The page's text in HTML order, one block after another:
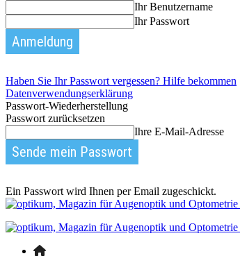
Ihr Benutzername
Ihr Passwort
Haben Sie Ihr Passwort vergessen? Hilfe bekommen
Datenverwendungserklärung
Passwort-Wiederherstellung
Passwort zurücksetzen
Ihre E-Mail-Adresse
Ein Passwort wird Ihnen per Email zugeschickt.